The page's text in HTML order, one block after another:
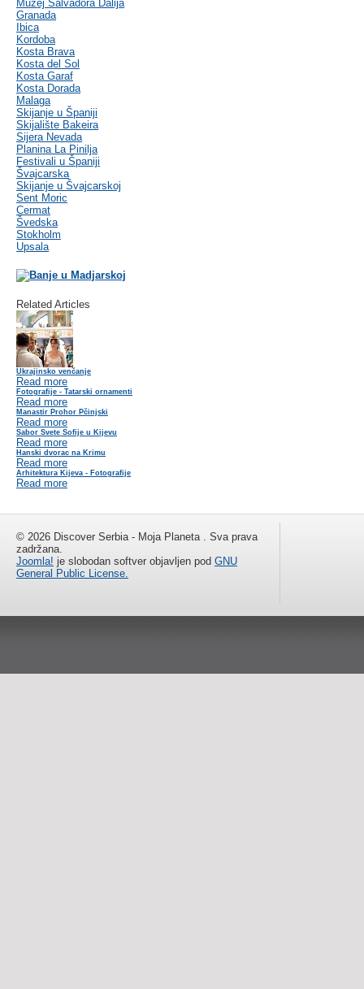
Muzej Salvadora Dalija
Granada
Ibica
Kordoba
Kosta Brava
Kosta del Sol
Kosta Garaf
Kosta Dorada
Malaga
Skijanje u Španiji
Skijalište Bakeira
Sijera Nevada
Planina La Pinilja
Festivali u Španiji
Švajcarska
Skijanje u Švajcarskoj
Sent Moric
Cermat
Švedska
Stokholm
Upsala
Related Articles
Ukrajinsko venčanje
Read more
Fotografije - Tatarski ornamenti
Read more
Manastir Prohor Pčinjski
Read more
Sabor Svete Sofije u Kijevu
Read more
Hanski dvorac na Krimu
Read more
Arhitektura Kijeva - Fotografije
Read more
© 2026 Discover Serbia - Moja Planeta . Sva prava
zadržana.
Joomla! je slobodan softver objavljen pod GNU
General Public License.